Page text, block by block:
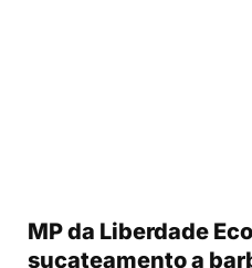
MP da Liberdade
sucateamento a